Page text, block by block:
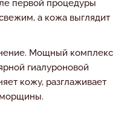
первой процедуры
а кожа выглядит
Мощный комплекс
гиалуроновой
кожу, разглаживает
морщины.